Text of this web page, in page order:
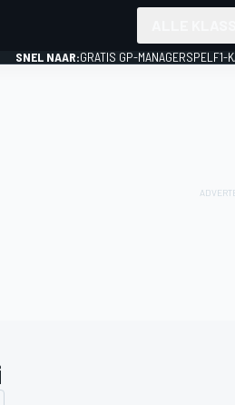
SNEL NAAR:GRATIS GP-MANAGERSPEL F1-